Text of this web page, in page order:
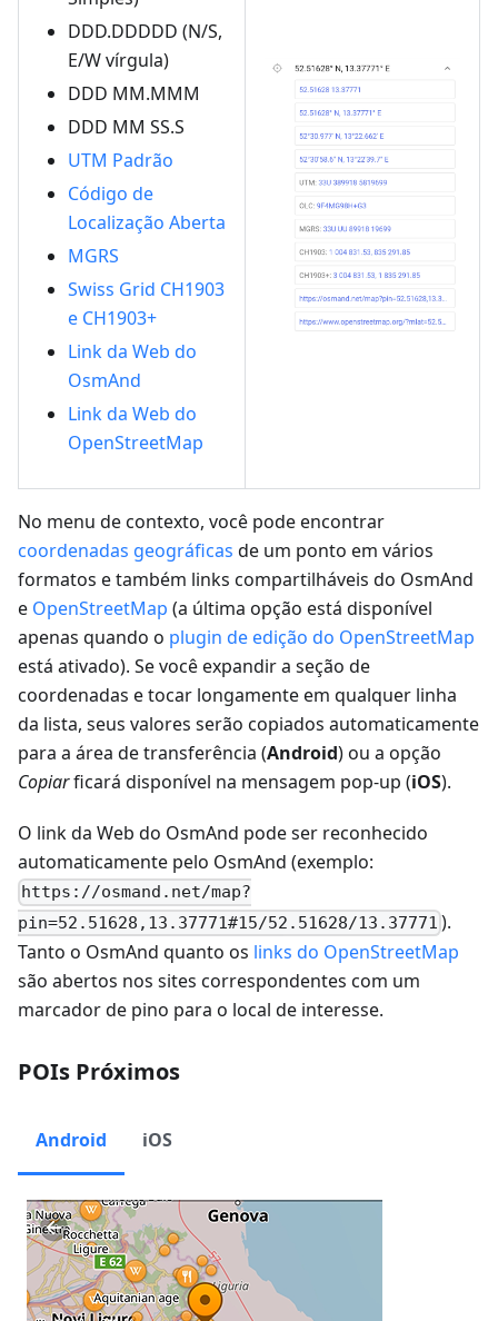
DDD.DDDDD (N/S,
E/W vírgula)
DDD MM.MMM
DDD MM SS.S
UTM Padrão
Código de
Localização Aberta
MGRS
Swiss Grid CH1903
e CH1903+
Link da Web do
OsmAnd
Link da Web do
OpenStreetMap
No menu de contexto, você pode encontrar
coordenadas geográficas de um ponto em vários
formatos e também links compartilháveis do OsmAnd
e OpenStreetMap (a última opção está disponível
apenas quando o plugin de edição do OpenStreetMap
está ativado). Se você expandir a seção de
coordenadas e tocar longamente em qualquer linha
da lista, seus valores serão copiados automaticamente
para a área de transferência (Android) ou a opção
Copiarficará disponível na mensagem pop-up (iOS).
O link da Web do OsmAnd pode ser reconhecido
automaticamente pelo OsmAnd (exemplo:
https://osmand.net/map?
pin=52.51628,13.37771#15/52.51628/13.37771 ).
Tanto o OsmAnd quanto os links do OpenStreetMap
são abertos nos sites correspondentes com um
marcador de pino para o local de interesse.
POIs Próximos
Android iOS